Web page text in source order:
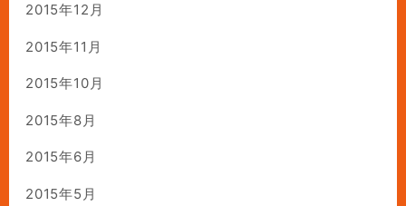
2015年12月
2015年11月
2015年10月
2015年8月
2015年6月
2015年5月